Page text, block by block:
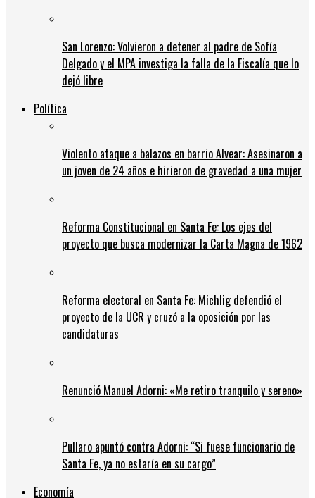
San Lorenzo: Volvieron a detener al padre de Sofía
Delgado y el MPA investiga la falla de la Fiscalía que lo
dejó libre
Política
Violento ataque a balazos en barrio Alvear: Asesinaron a
un joven de 24 años e hirieron de gravedad a una mujer
Reforma Constitucional en Santa Fe: Los ejes del
proyecto que busca modernizar la Carta Magna de 1962
Reforma electoral en Santa Fe: Michlig defendió el
proyecto de la UCR y cruzó a la oposición por las
candidaturas
Renunció Manuel Adorni: «Me retiro tranquilo y sereno»
Pullaro apuntó contra Adorni: “Si fuese funcionario de
Santa Fe, ya no estaría en su cargo”
Economía